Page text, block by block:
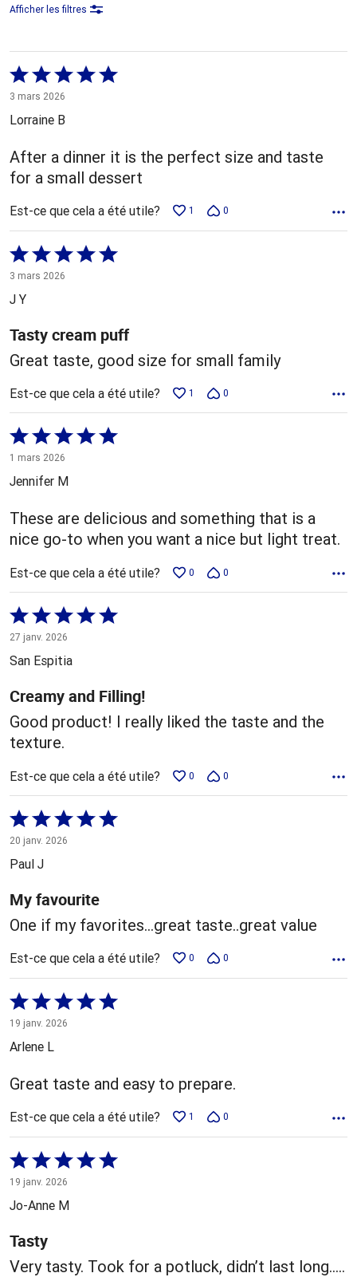
Afficher les filtres
Coté
5 sur
5
3 mars 2026
Lorraine B
After a dinner it is the perfect size and taste
for a small dessert
Est-ce que cela a été utile? 1 0
Coté
5 sur
5
3 mars 2026
J Y
Tasty cream puff
Great taste, good size for small family
Est-ce que cela a été utile? 1 0
Coté
5 sur
5
1 mars 2026
Jennifer M
These are delicious and something that is a
nice go-to when you want a nice but light treat.
Est-ce que cela a été utile? 0 0
Coté
5 sur
5
27 janv. 2026
San Espitia
Creamy and Filling!
Good product! I really liked the taste and the
texture.
Est-ce que cela a été utile? 0 0
Coté
5 sur
5
20 janv. 2026
Paul J
My favourite
One if my favorites...great taste..great value
Est-ce que cela a été utile? 0 0
Coté
5 sur
5
19 janv. 2026
Arlene L
Great taste and easy to prepare.
Est-ce que cela a été utile? 1 0
Coté
5 sur
5
19 janv. 2026
Jo-Anne M
Tasty
Very tasty. Took for a potluck, didn’t last long…..